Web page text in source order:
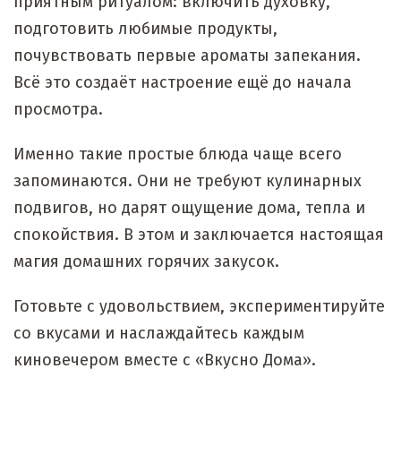
подготовить любимые продукты,
почувствовать первые ароматы запекания.
Всё это создаёт настроение ещё до начала
просмотра.
Именно такие простые блюда чаще всего
запоминаются. Они не требуют кулинарных
подвигов, но дарят ощущение дома, тепла и
спокойствия. В этом и заключается настоящая
магия домашних горячих закусок.
Готовьте с удовольствием, экспериментируйте
со вкусами и наслаждайтесь каждым
киновечером вместе с «Вкусно Дома».